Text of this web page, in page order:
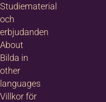
Studiematerial
och
erbjudanden
About
Bilda in
other
languages
Villkor för